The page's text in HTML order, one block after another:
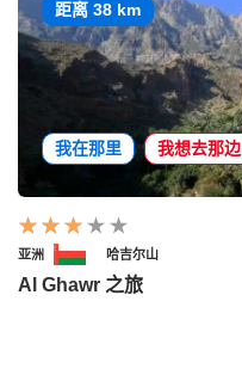
距离 38 km
我在那里 我想去那边
亚洲 哈吉尔山
Al Ghawr 之旅